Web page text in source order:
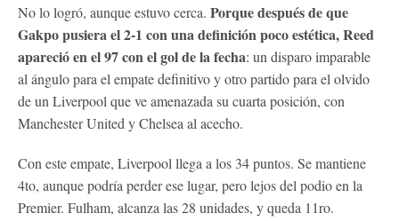
No lo logró, aunque estuvo cerca. Porque después de que
Gakpo pusiera el 2-1 con una definición poco estética, Reed
apareció en el 97 con el gol de la fecha: un disparo imparable
al ángulo para el empate definitivo y otro partido para el olvido
de un Liverpool que ve amenazada su cuarta posición, con
Manchester United y Chelsea al acecho.
Con este empate, Liverpool llega a los 34 puntos. Se mantiene
4to, aunque podría perder ese lugar, pero lejos del podio en la
Premier. Fulham, alcanza las 28 unidades, y queda 11ro.